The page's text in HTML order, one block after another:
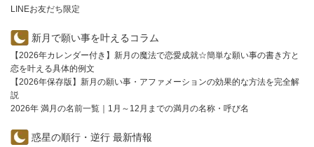
LINEお友だち限定
新月で願い事を叶えるコラム
【2026年カレンダー付き】新月の魔法で恋愛成就☆簡単な願い事の書き方と
恋を叶える具体的例文
【2026年保存版】新月の願い事・アファメーションの効果的な方法を完全解
説
2026年 満月の名前一覧｜1月～12月までの満月の名称・呼び名
惑星の順行・逆行 最新情報